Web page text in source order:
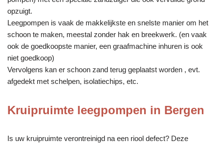
opzuigt.
Leegpompen is vaak de makkelijkste en snelste manier om het
schoon te maken, meestal zonder hak en breekwerk. (en vaak
ook de goedkoopste manier, een graafmachine inhuren is ook
niet goedkoop)
Vervolgens kan er schoon zand terug geplaatst worden , evt.
afgedekt met schelpen, isolatiechips, etc.
Kruipruimte leegpompen in Bergen
Is uw kruipruimte verontreinigd na een riool defect? Deze